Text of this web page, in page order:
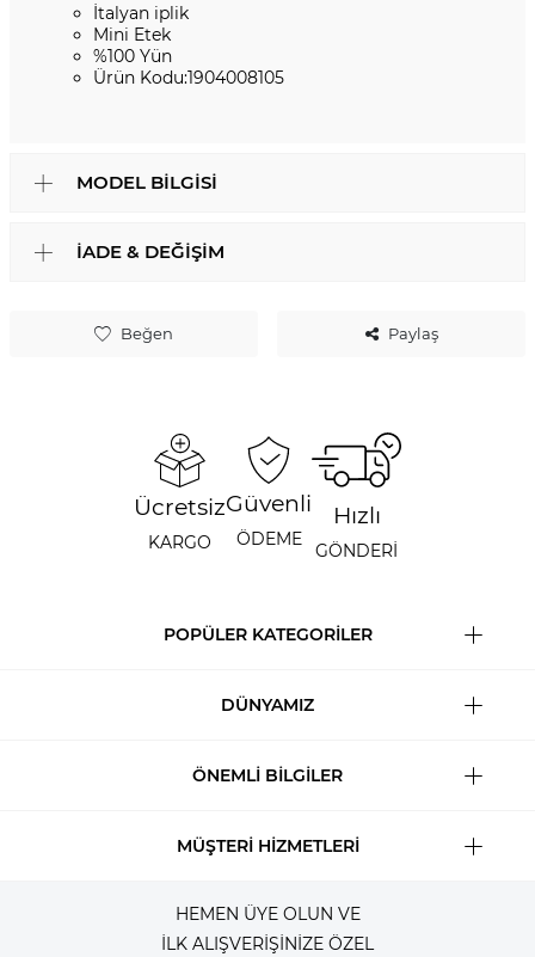
Beğen Paylaş
İtalyan iplik
Mini Etek
%100 Yün
Ürün Kodu:1904008105
MODEL BILGISI
İADE & DEĞIŞIM
Ücretsiz
KARGO
Güvenli
ÖDEME
Hızlı
GÖNDERİ
POPÜLER KATEGORİLER
DÜNYAMIZ
ÖNEMLİ BİLGİLER
MÜŞTERİ HİZMETLERİ
HEMEN ÜYE OLUN VE
İLK ALIŞVERİŞİNİZE ÖZEL